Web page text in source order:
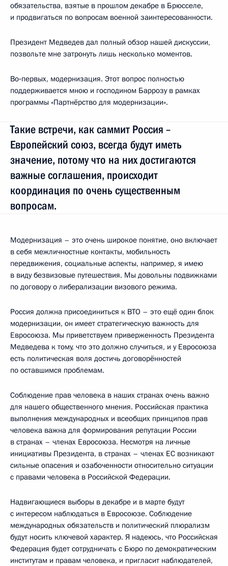
обязательства, взятые в прошлом декабре в Брюсселе,
и продвигаться по вопросам военной заинтересованности.
Президент Медведев дал полный обзор нашей дискуссии,
позвольте мне затронуть лишь несколько моментов.
Во‑первых, модернизация. Этот вопрос полностью
поддерживается мною и господином Баррозу в рамках
программы «Партнёрство для модернизации».
Такие встречи, как саммит Россия –
Европейский союз, всегда будут иметь
значение, потому что на них достигаются
важные соглашения, происходит
координация по очень существенным
вопросам.
Модернизация – это очень широкое понятие, оно включает
в себя межличностные контакты, мобильность
передвижения, социальные аспекты, например, я имею
в виду безвизовые путешествия. Мы довольны подвижками
по договору о либерализации визового режима.
Россия должна присоединиться к ВТО – это ещё один блок
модернизации, он имеет стратегическую важность для
Евросоюза. Мы приветствуем приверженность Президента
Медведева к тому, что это должно случиться, и у Евросоюза
есть политическая воля достичь договорённостей
по оставшимся проблемам.
Соблюдение прав человека в наших странах очень важно
для нашего общественного мнения. Российская практика
выполнения международных и всеобщих принципов прав
человека важна для формирования репутации России
в странах – членах Евросоюза. Несмотря на личные
инициативы Президента, в странах – членах ЕС возникают
сильные опасения и озабоченности относительно ситуации
с правами человека в Российской Федерации.
Надвигающиеся выборы в декабре и в марте будут
с интересом наблюдаться в Евросоюзе. Соблюдение
международных обязательств и политический плюрализм
будут носить ключевой характер. Я надеюсь, что Российская
Федерация будет сотрудничать с Бюро по демократическим
институтам и правам человека, и пригласит наблюдателей,